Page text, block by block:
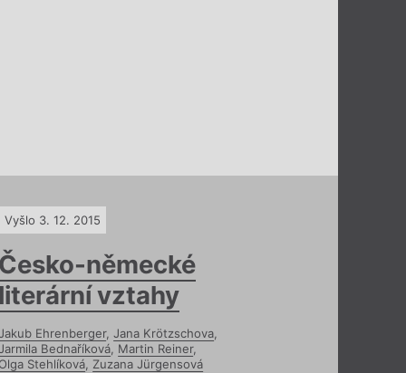
Vyšlo 3. 12. 2015
německé
vztahy
Ehrenberger, Jana Krötzschova
Bednaříková Martin Reiner,
Stehlíková Zuzana Jürgensová